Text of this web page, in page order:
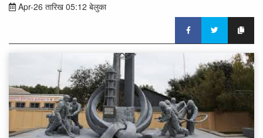
Apr-26 तारिख 05:12 बेलुका